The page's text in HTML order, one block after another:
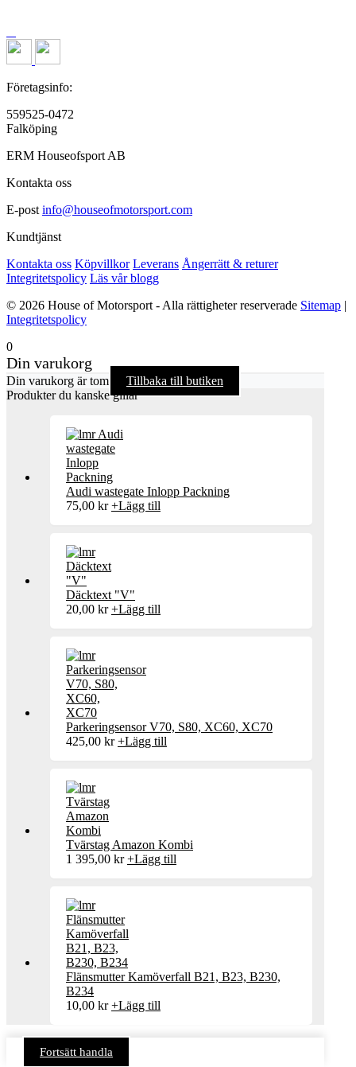
Företagsinfo:
559525-0472
Falköping
ERM Houseofsport AB
Kontakta oss
E-post info@houseofmotorsport.com
Kundtjänst
Kontakta oss Köpvillkor Leverans Ångerrätt & returer
Integritetspolicy Läs vår blogg
© 2026 House of Motorsport - Alla rättigheter reserverade Sitemap |
Integritetspolicy
0
Din varukorg
Din varukorg är tom
Tillbaka till butiken
Produkter du kanske gillar
Audi wastegate Inlopp Packning
75,00 kr +Lägg till
Däcktext "V"
20,00 kr +Lägg till
Parkeringsensor V70, S80, XC60, XC70
425,00 kr +Lägg till
Tvärstag Amazon Kombi
1 395,00 kr +Lägg till
Flänsmutter Kamöverfall B21, B23, B230,
B234
10,00 kr +Lägg till
Fortsätt handla